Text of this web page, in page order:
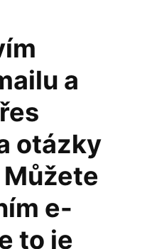
a
otázky
e-
to je